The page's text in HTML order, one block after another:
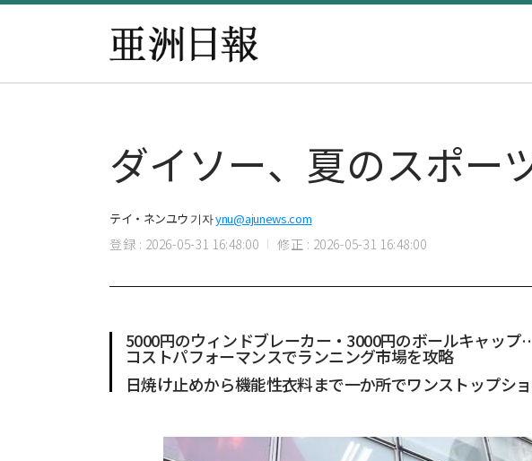
ダイソー、夏のスポー
テイ・ネンユウ 기자ynu@ajunews.com
登録 : 2026-05-31 16:48:00 修正 : 2026-05-31 16:48:00
5000円のウィンドブレーカー・3000円のボールキャップ
コストパフォーマンスでランニング市場を攻略
日焼け止めから機能性衣料まで一か所でワンストップシ